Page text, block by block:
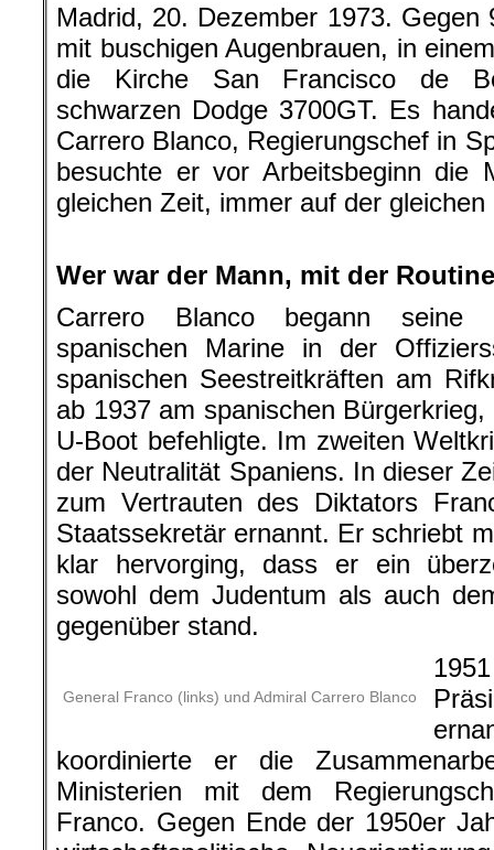
Madrid, 20. Dezember 1973.
mit buschigen Augenbrauen, in
die Kirche San Francisco de
schwarzen Dodge 3700GT. Es
Carrero Blanco, Regierungschef in
besuchte er vor Arbeitsbeginn die
gleichen Zeit, immer auf der gleichen
Wer war der Mann, mit der
Carrero Blanco begann seine
spanischen Marine in der
spanischen Seestreitkräften am
ab 1937 am spanischen
U-Boot befehligte. Im zweiten
der Neutralität Spaniens. In dieser
zum Vertrauten des Diktators
Staatssekretär ernannt. Er schriebt
klar hervorging, dass er ein
sowohl dem Judentum als auch
gegenüber stand.
General Franco (links) und Admiral Carrero Blanco
koordinierte er die
Ministerien mit dem
Franco. Gegen Ende der 1950er